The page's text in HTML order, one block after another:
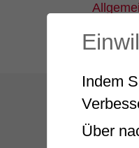
Indem
Über